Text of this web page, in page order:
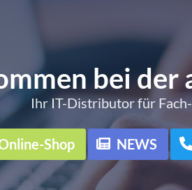
bei der
Ihr IT-Distributor für
Shop NEWS